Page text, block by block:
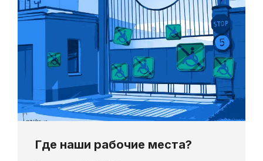
Где наши рабочие места?